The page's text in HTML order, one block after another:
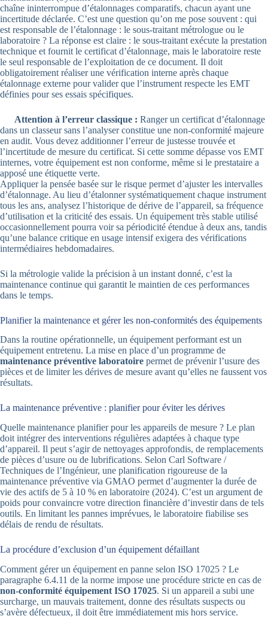
chaîne ininterrompue d’étalonnages comparatifs, chacun ayant une
incertitude déclarée. C’est une question qu’on me pose souvent : qui
est responsable de l’étalonnage : le sous-traitant métrologue ou le
laboratoire ? La réponse est claire : le sous-traitant exécute la prestation
technique et fournit le certificat d’étalonnage, mais le laboratoire reste
le seul responsable de l’exploitation de ce document. Il doit
obligatoirement réaliser une vérification interne après chaque
étalonnage externe pour valider que l’instrument respecte les EMT
définies pour ses essais spécifiques.
Attention à l’erreur classique : Ranger un certificat d’étalonnage
dans un classeur sans l’analyser constitue une non-conformité majeure
en audit. Vous devez additionner l’erreur de justesse trouvée et
l’incertitude de mesure du certificat. Si cette somme dépasse vos EMT
internes, votre équipement est non conforme, même si le prestataire a
apposé une étiquette verte.
Appliquer la pensée basée sur le risque permet d’ajuster les intervalles
d’étalonnage. Au lieu d’étalonner systématiquement chaque instrument
tous les ans, analysez l’historique de dérive de l’appareil, sa fréquence
d’utilisation et la criticité des essais. Un équipement très stable utilisé
occasionnellement pourra voir sa périodicité étendue à deux ans, tandis
qu’une balance critique en usage intensif exigera des vérifications
intermédiaires hebdomadaires.
Si la métrologie valide la précision à un instant donné, c’est la
maintenance continue qui garantit le maintien de ces performances
dans le temps.
Planifier la maintenance et gérer les non-conformités des équipements
Dans la routine opérationnelle, un équipement performant est un
équipement entretenu. La mise en place d’un programme de
maintenance préventive laboratoire permet de prévenir l’usure des
pièces et de limiter les dérives de mesure avant qu’elles ne faussent vos
résultats.
La maintenance préventive : planifier pour éviter les dérives
Quelle maintenance planifier pour les appareils de mesure ? Le plan
doit intégrer des interventions régulières adaptées à chaque type
d’appareil. Il peut s’agir de nettoyages approfondis, de remplacements
de pièces d’usure ou de lubrifications. Selon Carl Software /
Techniques de l’Ingénieur, une planification rigoureuse de la
maintenance préventive via GMAO permet d’augmenter la durée de
vie des actifs de 5 à 10 % en laboratoire (2024). C’est un argument de
poids pour convaincre votre direction financière d’investir dans de tels
outils. En limitant les pannes imprévues, le laboratoire fiabilise ses
délais de rendu de résultats.
La procédure d’exclusion d’un équipement défaillant
Comment gérer un équipement en panne selon ISO 17025 ? Le
paragraphe 6.4.11 de la norme impose une procédure stricte en cas de
non-conformité équipement ISO 17025. Si un appareil a subi une
surcharge, un mauvais traitement, donne des résultats suspects ou
s’avère défectueux, il doit être immédiatement mis hors service.